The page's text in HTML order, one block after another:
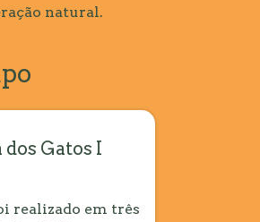
natural.
dos Gatos I
realizado em três